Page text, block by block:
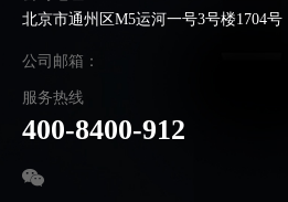
北京市通州区M5运河一号3号楼1704号
公司邮箱：
服务热线
400-8400-912